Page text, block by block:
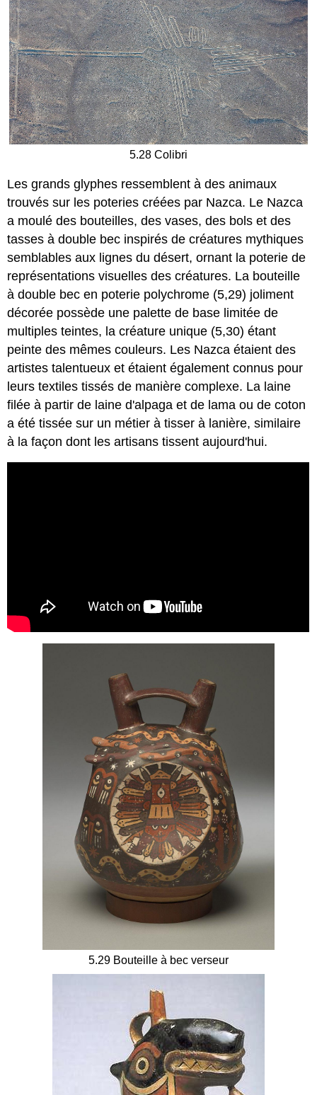
5.28 Colibri
Les grands glyphes ressemblent à des animaux
trouvés sur les poteries créées par Nazca. Le Nazca
a moulé des bouteilles, des vases, des bols et des
tasses à double bec inspirés de créatures mythiques
semblables aux lignes du désert, ornant la poterie de
représentations visuelles des créatures. La bouteille
à double bec en poterie polychrome (5,29) joliment
décorée possède une palette de base limitée de
multiples teintes, la créature unique (5,30) étant
peinte des mêmes couleurs. Les Nazca étaient des
artistes talentueux et étaient également connus pour
leurs textiles tissés de manière complexe. La laine
filée à partir de laine d'alpaga et de lama ou de coton
a été tissée sur un métier à tisser à lanière, similaire
à la façon dont les artisans tissent aujourd'hui.
5.29 Bouteille à bec verseur